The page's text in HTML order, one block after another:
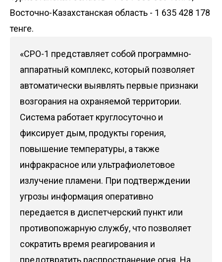
Восточно-Казахстанская область - 1 635 428 178
тенге.
«СРО-1 представляет собой программно-
аппаратный комплекс, который позволяет
автоматически выявлять первые признаки
возгорания на охраняемой территории.
Система работает круглосуточно и
фиксирует дым, продукты горения,
повышение температуры, а также
инфракрасное или ультрафиолетовое
излучение пламени. При подтверждении
угрозы информация оперативно
передается в диспетчерский пункт или
противопожарную службу, что позволяет
сократить время реагирования и
предотвратить распространение огня. На